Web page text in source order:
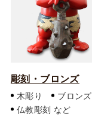
彫刻・ブロンズ
木彫り ブロンズ
仏教彫刻